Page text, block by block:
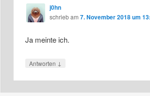
j0hn
schriebam 7. November 2018 um
Ja meinte ich.
Antworten ↓